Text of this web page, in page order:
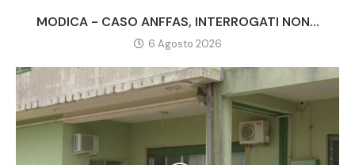
MODICA - CASO ANFFAS, INTERROGATI NON...
6 Agosto 2026